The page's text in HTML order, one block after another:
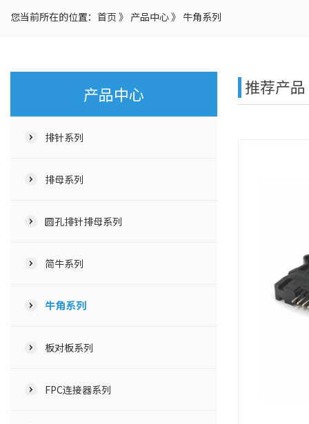
您当前所在的位置： 首页 》 产品中心》 牛角系列
产品中心
排针系列
排母系列
圆孔排针排母系列
简牛系列
牛角系列
板对板系列
FPC连接器系列
推荐产品